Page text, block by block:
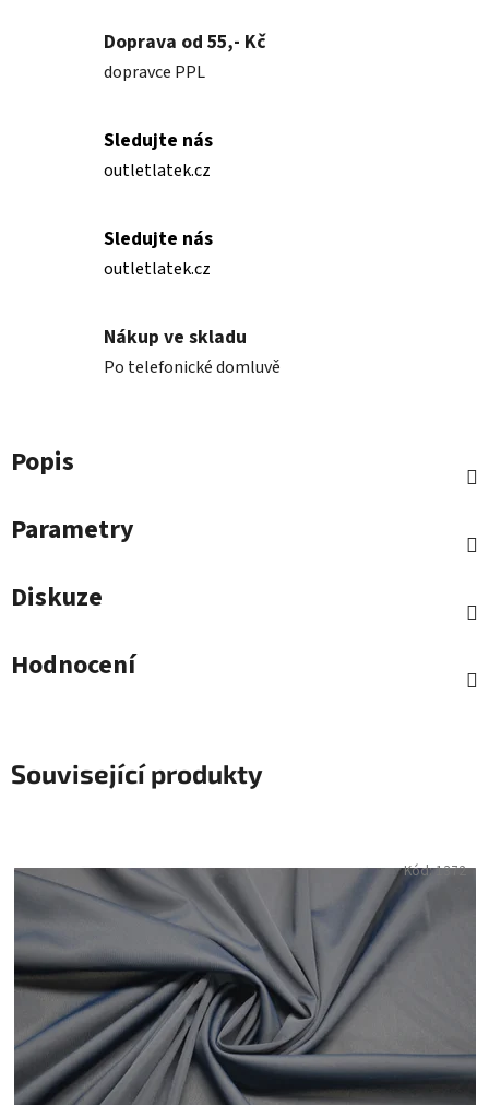
Doprava od 55,- Kč
dopravce PPL
Sledujte nás
outletlatek.cz
Sledujte nás
outletlatek.cz
Nákup ve skladu
Po telefonické domluvě
Popis
Parametry
Diskuze
Hodnocení
Související produkty
Kód:1372